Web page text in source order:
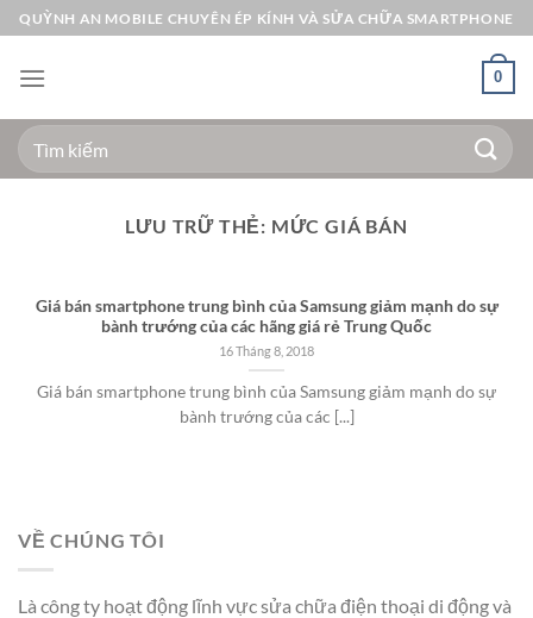
Bỏ
qua
nội
QUỲNH AN MOBILE CHUYÊN ÉP KÍNH VÀ SỬA CHỮA SMARTPHONE
0
Tìm
kiếm:
LƯU TRỮ THẺ: MỨC GIÁ BÁN
Giá bán smartphone trung bình của Samsung giảm mạnh do sự
bành trướng của các hãng giá rẻ Trung Quốc
16 Tháng 8, 2018
Giá bán smartphone trung bình của Samsung giảm mạnh do sự
bành trướng của các [...]
VỀ CHÚNG TÔI
Là công ty hoạt động lĩnh vực sửa chữa điện thoại di động và